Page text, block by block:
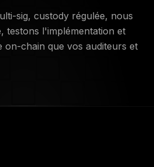
sig, custody régulée, nous
testons l'implémentation et
on-chain que vos auditeurs et